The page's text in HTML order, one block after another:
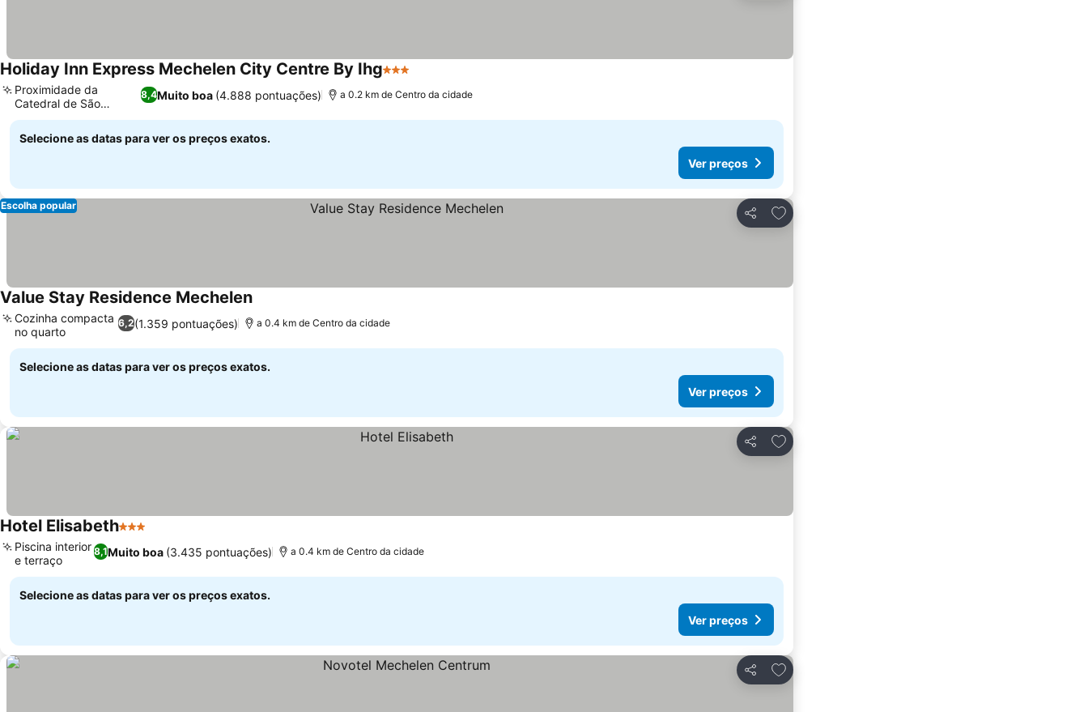
Holiday Inn Express Mechelen City Centre By Ihg3 Estrelas
8,4Muito boa (4.888 pontuações)
Proximidade da
Catedral de São
Rumbold
a 0.2 km de Centro da cidade
Selecione as datas para ver os preços exatos.
Ver preços
Partilhar
Adicionar aos favoritos
Escolha popular
Value Stay Residence Mechelen
6,2(1.359 pontuações)
Cozinha compacta
no quarto
a 0.4 km de Centro da cidade
Selecione as datas para ver os preços exatos.
Ver preços
Partilhar
Adicionar aos favoritos
Hotel Elisabeth3 Estrelas
8,1Muito boa (3.435 pontuações)
Piscina interior
e terraço
a 0.4 km de Centro da cidade
Selecione as datas para ver os preços exatos.
Ver preços
Partilhar
Adicionar aos favoritos